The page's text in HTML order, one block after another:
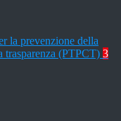
la prevenzione della
trasparenza (PTPCT) 3